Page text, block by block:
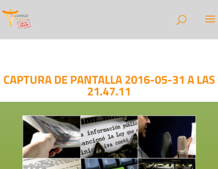
CAPTURA DE PANTALLA 2016-05-31 A LAS
21.47.11